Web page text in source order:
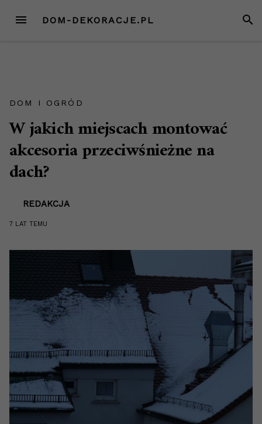
MENU DOM-DEKORACJE.PL
DOM I OGRÓD
W jakich miejscach montować
akcesoria przeciwśnieżne na
dach?
REDAKCJA
7 LAT TEMU